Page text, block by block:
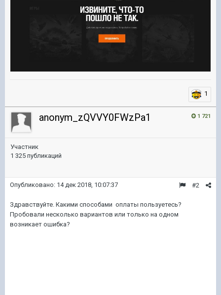
1
1 721
anonym_zQVVY0FWzPa1
Участник
1 325 публикаций
#2
Опубликовано: 14 дек 2018, 10:07:37
Здравствуйте. Какими способами оплаты пользуетесь?
Пробовали несколько вариантов или только на одном
возникает ошибка?